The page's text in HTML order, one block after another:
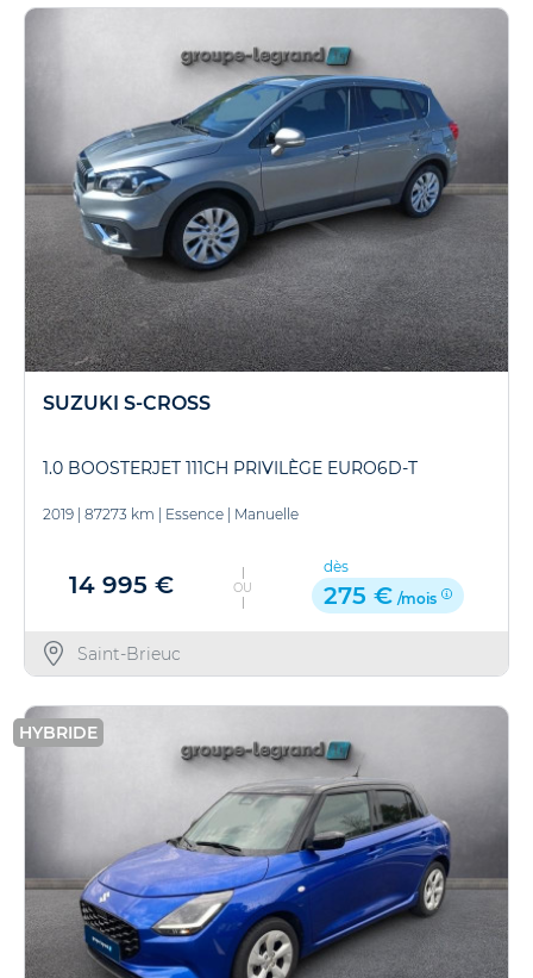
SUZUKI S-CROSS
1.0 BOOSTERJET 111CH PRIVILÈGE EURO6D-T
2019 | 87273 km | Essence | Manuelle
14 995 € OU
dès
275 € /mois
Saint-Brieuc
HYBRIDE